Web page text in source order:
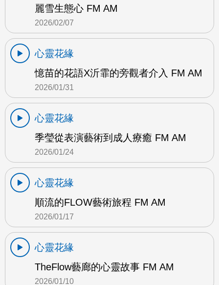
麗雪生態心 FM AM
2026/02/07
心靈花緣
憶苗的花語X沂霏的旁觀者介入 FM AM
2026/01/31
心靈花緣
季瑩從表演藝術到成人療癒 FM AM
2026/01/24
心靈花緣
順流的FLOW藝術旅程 FM AM
2026/01/17
心靈花緣
TheFlow藝廊的心靈故事 FM AM
2026/01/10